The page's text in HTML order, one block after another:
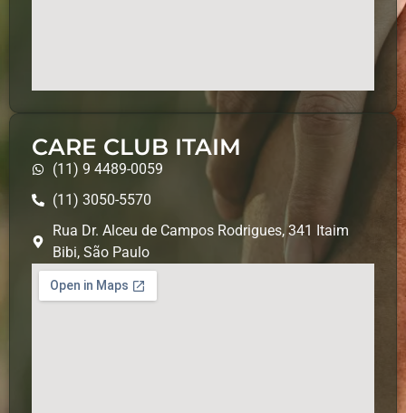
CARE CLUB ITAIM
(11) 9 4489-0059
(11) 3050-5570
Rua Dr. Alceu de Campos Rodrigues, 341 Itaim
Bibi, São Paulo